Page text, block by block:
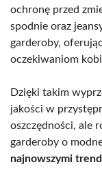
ochronę przed
spodnie oraz
garderoby,
oczekiwaniom
Dzięki takim
jakości w
oszczędności, ale
garderoby o
najnowszymi